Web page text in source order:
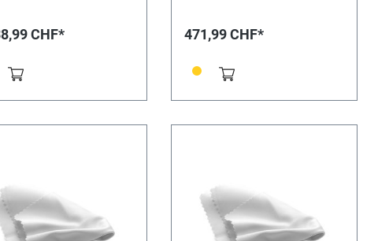
1 Ersatzfilter 1 PTFE
CHF* 471,99 CHF*